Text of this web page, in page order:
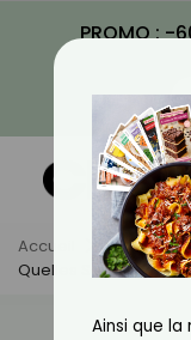
PROMO : -
Accueil Actus
Quelles Sont Les Eaux
Ainsi que